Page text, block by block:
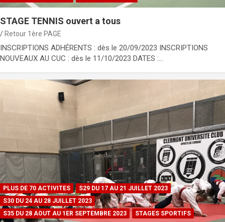
STAGE TENNIS ouvert a tous
Retour 1ère PAGE
INSCRIPTIONS ADHÉRENTS : dès le 20/09/2023 INSCRIPTIONS
NOUVEAUX AU CUC : dès le 11/10/2023 DATES :…
PLUS DE 70 ACTIVITES
S29 DU 17 AU 21 JUILLET 2023
S30 DU 24 AU 28 JUILLET 2023
S35 DU 28 AOUT AU 1ER SEPTEMBRE 2023
STAGES SPORTIFS